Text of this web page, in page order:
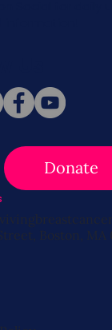
Donate
Boston, MA